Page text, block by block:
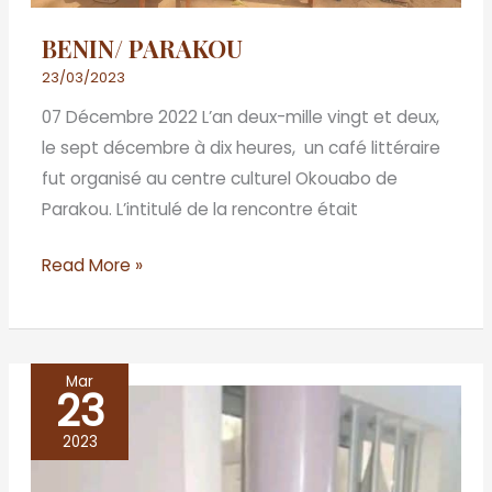
BENIN/ PARAKOU
23/03/2023
07 Décembre 2022 L’an deux-mille vingt et deux,
le sept décembre à dix heures, un café littéraire
fut organisé au centre culturel Okouabo de
Parakou. L’intitulé de la rencontre était
Read More »
Mar
23
2023
BÉNIN